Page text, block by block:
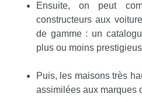
Ensuite, on peut
constructeurs aux
de gamme : un
plus ou moins
Puis, les maisons très
assimilées aux marques